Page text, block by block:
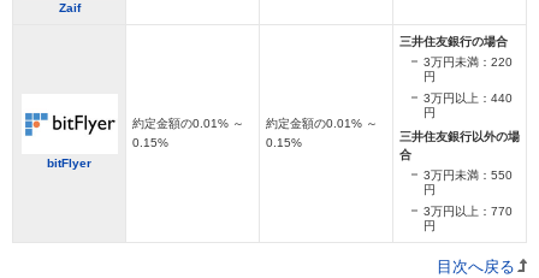
Zaif
bitFlyer
約定金額の0.01% ～
0.15%
約定金額の0.01% ～
0.15%
三井住友銀行の場合
3万円未満：220
円
3万円以上：440
円
三井住友銀行以外の場
合
3万円未満：550
円
3万円以上：770
円
目次へ戻る